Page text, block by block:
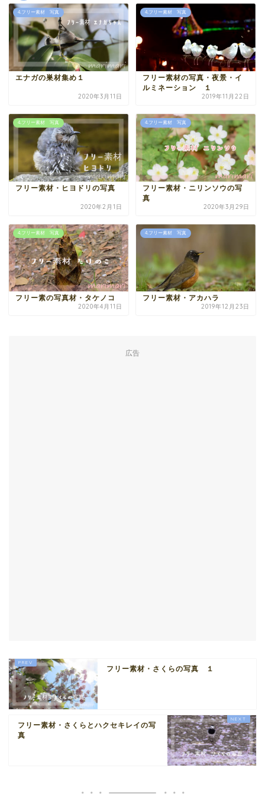
4.フリー素材 写真
エナガの巣材集め１
2020年3月11日
4.フリー素材 写真
フリー素材の写真・夜景・イ
ルミネーション １
2019年11月22日
4.フリー素材 写真
フリー素材・ヒヨドリの写真
2020年2月1日
4.フリー素材 写真
フリー素材・ニリンソウの写
真
2020年3月29日
4.フリー素材 写真
フリー素の写真材・タケノコ
2020年4月11日
4.フリー素材 写真
フリー素材・アカハラ
2019年12月23日
広告
フリー素材・さくらの写真 １
フリー素材・さくらとハクセキレイの写
真